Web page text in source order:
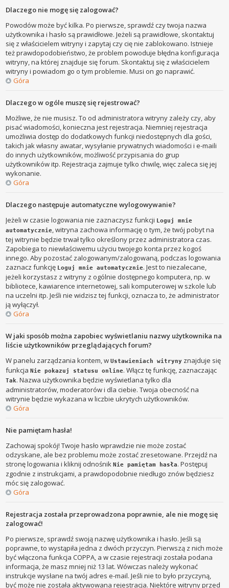
Dlaczego nie mogę się zalogować?
Powodów może być kilka. Po pierwsze, sprawdź czy twoja nazwa
użytkownika i hasło są prawidłowe. Jeżeli są prawidłowe, skontaktuj
się z właścicielem witryny i zapytaj czy cię nie zablokowano. Istnieje
też prawdopodobieństwo, że problem powoduje błędna konfiguracja
witryny, na której znajduje się forum. Skontaktuj się z właścicielem
witryny i powiadom go o tym problemie. Musi on go naprawić.
Góra
Dlaczego w ogóle muszę się rejestrować?
Możliwe, że nie musisz. To od administratora witryny zależy czy, aby
pisać wiadomości, konieczna jest rejestracja. Niemniej rejestracja
umożliwia dostęp do dodatkowych funkcji niedostępnych dla gości,
takich jak własny awatar, wysyłanie prywatnych wiadomości i e-maili
do innych użytkowników, możliwość przypisania do grup
użytkowników itp. Rejestracja zajmuje tylko chwilę, więc zaleca się jej
wykonanie.
Góra
Dlaczego następuje automatyczne wylogowywanie?
Jeżeli w czasie logowania nie zaznaczysz funkcji Loguj mnie
automatycznie, witryna zachowa informację o tym, że twój pobyt na
tej witrynie będzie trwał tylko określony przez administratora czas.
Zapobiega to niewłaściwemu użyciu twojego konta przez kogoś
innego. Aby pozostać zalogowanym/zalogowaną, podczas logowania
zaznacz funkcję Loguj mnie automatycznie. Jest to niezalecane,
jeżeli korzystasz z witryny z ogólnie dostępnego komputera, np. w
bibliotece, kawiarence internetowej, sali komputerowej w szkole lub
na uczelni itp. Jeśli nie widzisz tej funkcji, oznacza to, że administrator
ją wyłączył.
Góra
W jaki sposób można zapobiec wyświetlaniu nazwy użytkownika na
liście użytkowników przeglądających forum?
W panelu zarządzania kontem, wUstawieniach witryny znajduje się
funkcjaNie pokazuj statusu online. Włącz tę funkcję, zaznaczając
Tak. Nazwa użytkownika będzie wyświetlana tylko dla
administratorów, moderatorów i dla ciebie. Twoja obecność na
witrynie będzie wykazana w liczbie ukrytych użytkowników.
Góra
Nie pamiętam hasła!
Zachowaj spokój! Twoje hasło wprawdzie nie może zostać
odzyskane, ale bez problemu może zostać zresetowane. Przejdź na
stronę logowania i kliknij odnośnikNie pamiętam hasła. Postępuj
zgodnie z instrukcjami, a prawdopodobnie niedługo znów będziesz
móc się zalogować.
Góra
Rejestracja została przeprowadzona poprawnie, ale nie mogę się
zalogować!
Po pierwsze, sprawdź swoją nazwę użytkownika i hasło. Jeśli są
poprawne, to wystąpiła jedna z dwóch przyczyn. Pierwszą z nich może
być włączona funkcja COPPA, a w czasie rejestracji została podana
informacja, że masz mniej niż 13 lat. Wówczas należy wykonać
instrukcje wysłane na twój adres e-mail. Jeśli nie to było przyczyną,
być może nie została aktywowana rejestracja. Niektóre witryny przed